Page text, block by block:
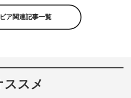
。自分がコロナで出られなくな
直さなきゃいけなくなったこと
か？と問われると「みんなと踊
しみ」と目を輝かせた。今回の
ア関連記事一覧
ススメ